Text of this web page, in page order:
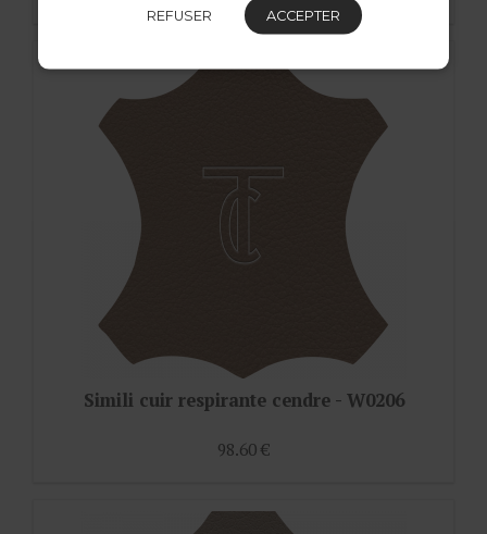
Simili cuir respirante cendre - W0206
98.60 €
REFUSER ACCEPTER